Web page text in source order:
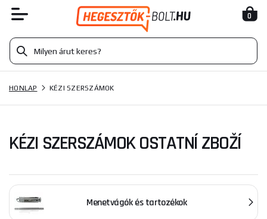
0
HONLAP KÉZI SZERSZÁMOK
KÉZI SZERSZÁMOK OSTATNÍ ZBOŽÍ
Menetvágók és tartozékok